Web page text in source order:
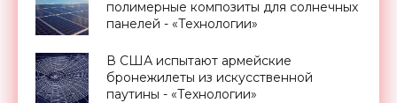
полимерные композиты для солнечных
панелей - «Технологии»
В США испытают армейские
бронежилеты из искусственной
паутины - «Технологии»